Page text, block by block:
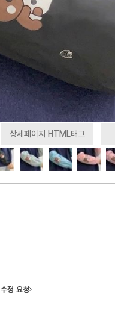
상세페이지 HTML태그
수정 요청